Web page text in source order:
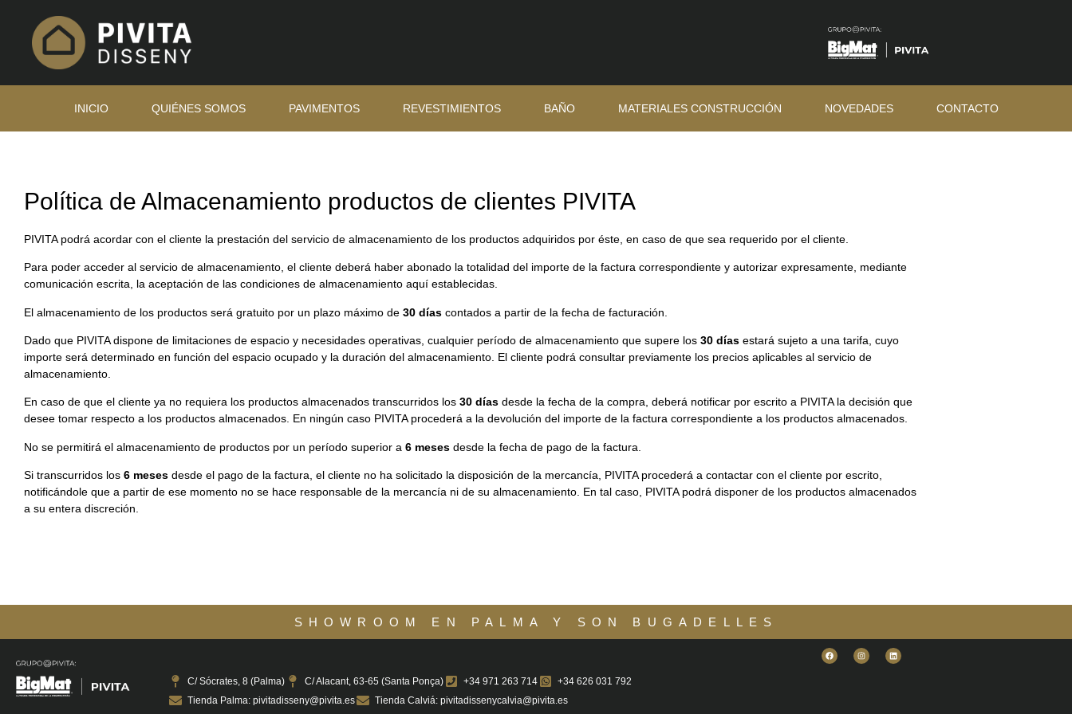
INICIO QUIÉNES SOMOS PAVIMENTOS REVESTIMIENTOS BAÑO MATERIALES CONSTRUCCIÓN NOVEDADES CONTACTO
Política de Almacenamiento productos de clientes PIVITA
PIVITA podrá acordar con el cliente la prestación del servicio de almacenamiento de los productos adquiridos por éste, en caso de que sea requerido por el cliente.
Para poder acceder al servicio de almacenamiento, el cliente deberá haber abonado la totalidad del importe de la factura correspondiente y autorizar expresamente, mediante
comunicación escrita, la aceptación de las condiciones de almacenamiento aquí establecidas.
El almacenamiento de los productos será gratuito por un plazo máximo de 30 días contados a partir de la fecha de facturación.
Dado que PIVITA dispone de limitaciones de espacio y necesidades operativas, cualquier período de almacenamiento que supere los 30 días estará sujeto a una tarifa, cuyo
importe será determinado en función del espacio ocupado y la duración del almacenamiento. El cliente podrá consultar previamente los precios aplicables al servicio de
almacenamiento.
En caso de que el cliente ya no requiera los productos almacenados transcurridos los 30 días desde la fecha de la compra, deberá notificar por escrito a PIVITA la decisión que
desee tomar respecto a los productos almacenados. En ningún caso PIVITA procederá a la devolución del importe de la factura correspondiente a los productos almacenados.
No se permitirá el almacenamiento de productos por un período superior a 6 meses desde la fecha de pago de la factura.
Si transcurridos los 6 meses desde el pago de la factura, el cliente no ha solicitado la disposición de la mercancía, PIVITA procederá a contactar con el cliente por escrito,
notificándole que a partir de ese momento no se hace responsable de la mercancía ni de su almacenamiento. En tal caso, PIVITA podrá disponer de los productos almacenados
a su entera discreción.
SHOWROOM EN PALMA Y SON BUGADELLES
C/ Sócrates, 8 (Palma) C/ Alacant, 63-65 (Santa Ponça) +34 971 263 714
+34 626 031 792
Tienda Palma: pivitadisseny@pivita.es
Tienda Calviá: pivitadissenycalvia@pivita.es